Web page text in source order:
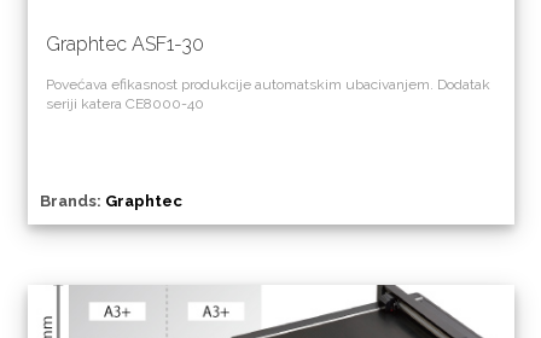
Graphtec ASF1-30
Povećava efikasnost produkcije automatskim ubacivanjem. Dodatak
seriji katera CE8000-40
Brands: Graphtec